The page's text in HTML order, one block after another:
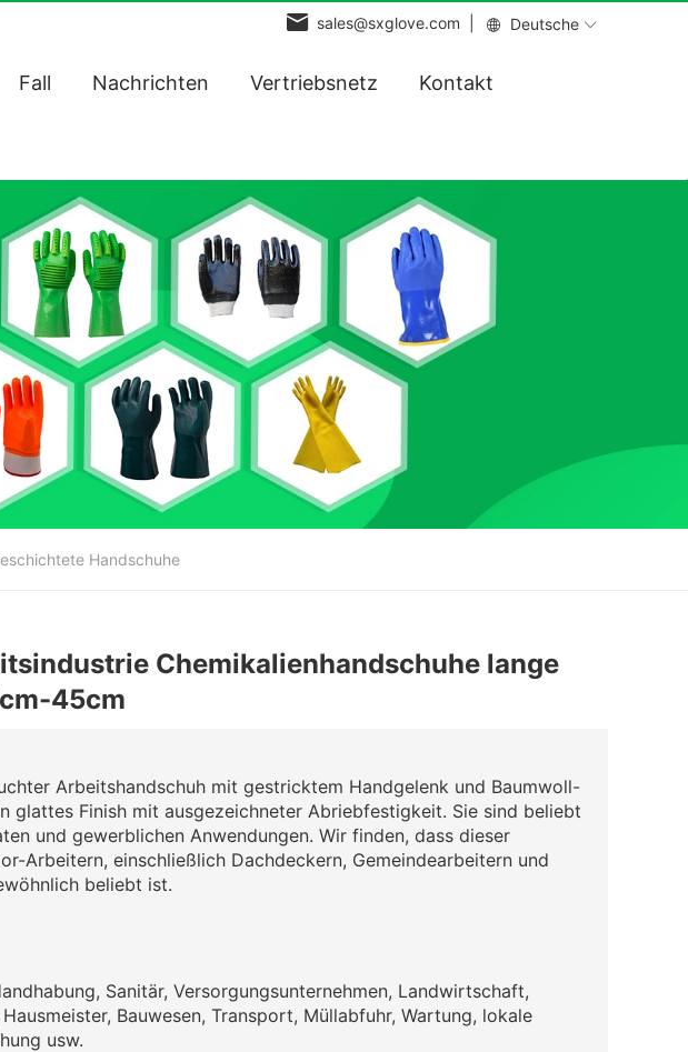
Deutsche
sales@sxglove.com |
Fall Nachrichten Vertriebsnetz Kontakt
Handschuhe
Chemikalienhandschuhe lange
45cm
Arbeitshandschuh mit gestricktem Handgelenk und Baumwoll-
glattes Finish mit ausgezeichneter Abriebfestigkeit. Sie sind beliebt
und gewerblichen Anwendungen. Wir finden, dass dieser
Arbeitern, einschließlich Dachdeckern, Gemeindearbeitern und
beliebt ist.
Sanitär, Versorgungsunternehmen, Landwirtschaft,
Bauwesen, Transport, Müllabfuhr, Wartung, lokale
usw.